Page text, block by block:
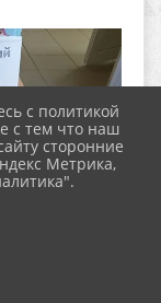
с политикой
с тем что наш
сторонние
Метрика,